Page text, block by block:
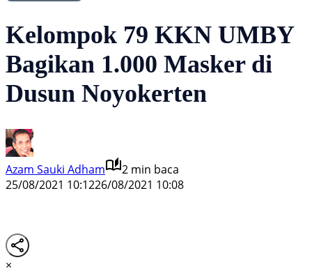
Kelompok 79 KKN UMBY
Bagikan 1.000 Masker di
Dusun Noyokerten
Azam Sauki Adham
2 min baca
25/08/2021 10:1226/08/2021 10:08
×